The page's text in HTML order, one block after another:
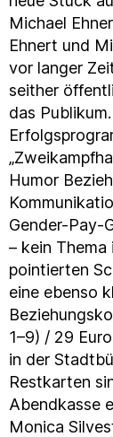
Michael
Ehnert und
vor langer
seither
das
Humor
Gender-Pay-
– kein
pointierten
eine ebenso
1–9) / 29
in der
Restkarten
Abendkasse
Monica